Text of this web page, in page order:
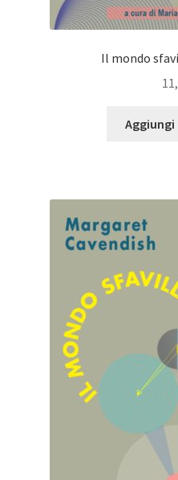
Il mondo